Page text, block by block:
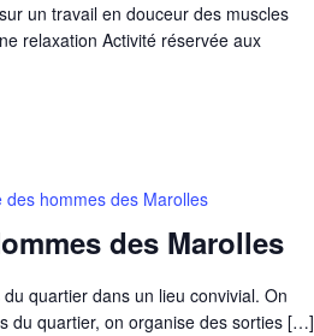
un travail en douceur des muscles
relaxation Activité réservée aux
des Marolles
hommes des Marolles
quartier dans un lieu convivial. On
du quartier, on organise des sorties […]